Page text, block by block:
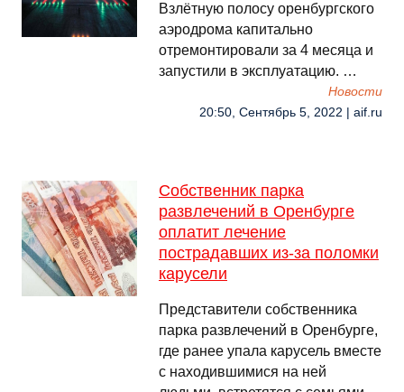
Взлётную полосу оренбургского
аэродрома капитально
отремонтировали за 4 месяца и
запустили в эксплуатацию. …
Новости
20:50, Сентябрь 5, 2022 | aif.ru
Собственник парка
развлечений в Оренбурге
оплатит лечение
пострадавших из-за поломки
карусели
Представители собственника
парка развлечений в Оренбурге,
где ранее упала карусель вместе
с находившимися на ней